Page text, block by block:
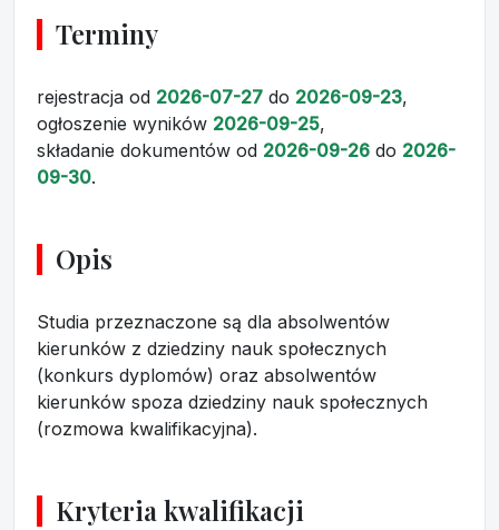
Terminy
rejestracja od 2026-07-27 do 2026-09-23,
ogłoszenie wyników 2026-09-25,
składanie dokumentów od 2026-09-26 do 2026-
09-30.
Opis
Studia przeznaczone są dla absolwentów
kierunków z dziedziny nauk społecznych
(konkurs dyplomów) oraz absolwentów
kierunków spoza dziedziny nauk społecznych
(rozmowa kwalifikacyjna).
Kryteria kwalifikacji